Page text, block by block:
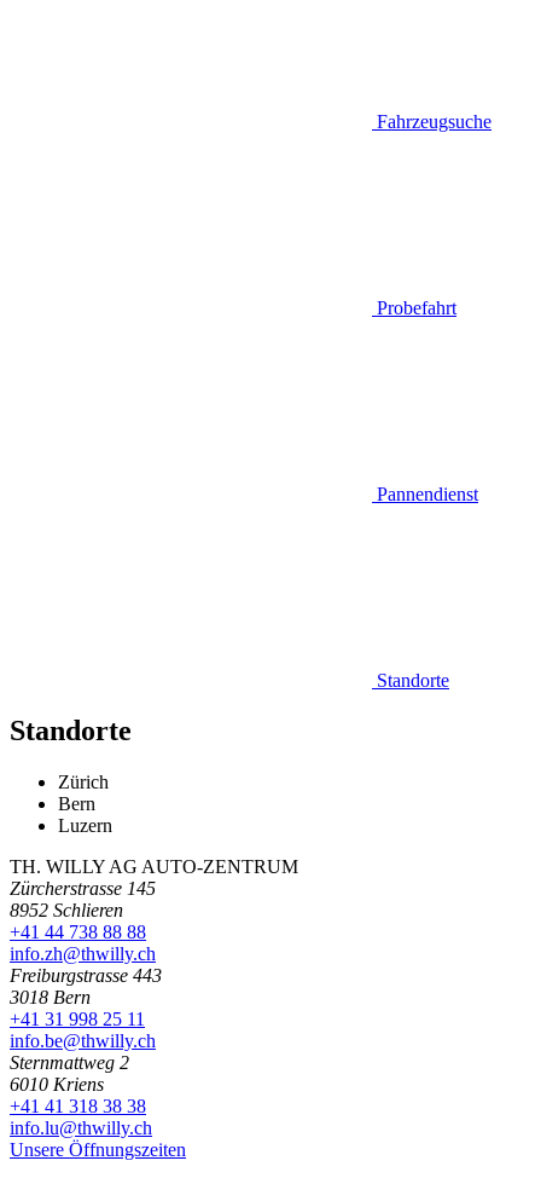
Fahrzeugsuche
Probefahrt
Pannendienst
Standorte
Standorte
Zürich
Bern
Luzern
TH. WILLY AG AUTO-ZENTRUM
Zürcherstrasse 145
8952 Schlieren
+41 44 738 88 88
info.zh@thwilly.ch
Freiburgstrasse 443
3018 Bern
+41 31 998 25 11
info.be@thwilly.ch
Sternmattweg 2
6010 Kriens
+41 41 318 38 38
info.lu@thwilly.ch
Unsere Öffnungszeiten